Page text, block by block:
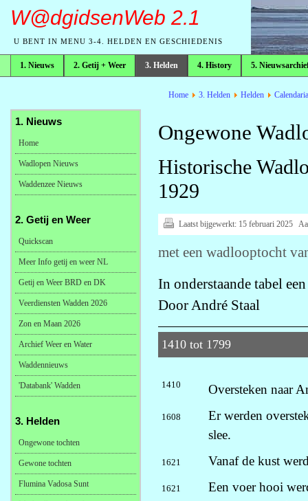
W@dgidsenWeb 2.1
U BENT IN MENU 3-4. HELDEN EN GESCHIEDENIS
1. Nieuws 2. Getij + Weer 3. Helden 4. History 5.
broodkruimelpad
Home 3. Helden Helden Calendaria
Ongewone
Historische
1929
Laatst bijgewerkt: 15 februari 2025
met een wadlooptocht
In onderstaande tabel
Door André Staal
1410 tot 1799
1410 Oversteken naar
1608
Er werden
slee.
1621 Vanaf de kust
1621
Een voer hooi
1. Nieuws
Home
Wadlopen Nieuws
Waddenzee Nieuws
2. Getij en Weer
Quickscan
Meer Info getij en weer NL
Getij en Weer BRD en DK
Veerdiensten Wadden 2026
Zon en Maan 2026
Archief Weer en Water
Waddennieuws
'Databank' Wadden
3. Helden
Ongewone tochten
Gewone tochten
Flumina Vadosa Sunt